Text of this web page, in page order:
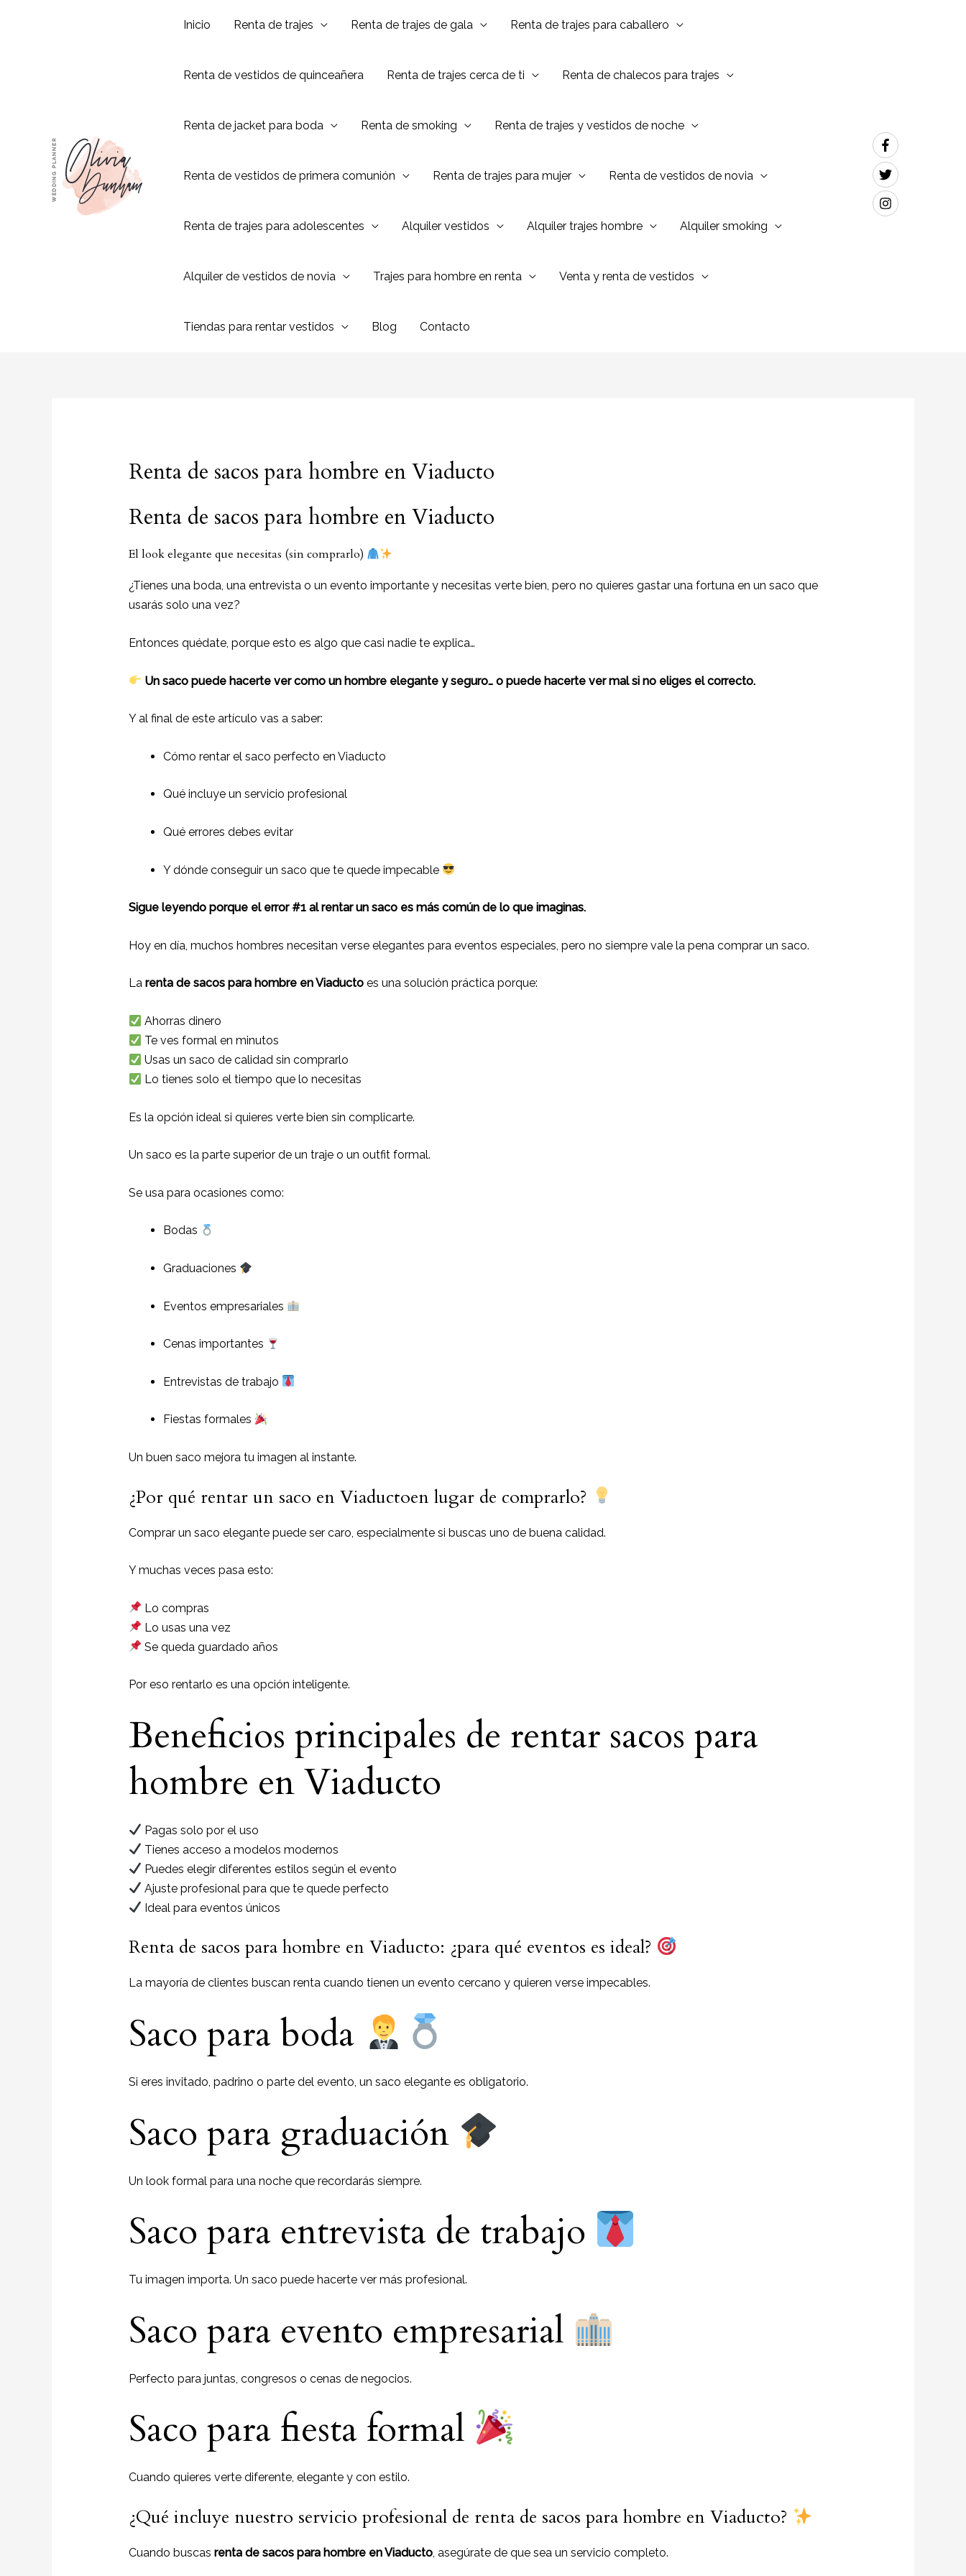
Inicio Renta de trajes Renta de trajes de gala Renta de trajes para caballero
Renta de vestidos de quinceañera Renta de trajes cerca de ti Renta de chalecos para trajes
Renta de jacket para boda Renta de smoking Renta de trajes y vestidos de noche
Renta de vestidos de primera comunión Renta de trajes para mujer Renta de vestidos de novia
Renta de trajes para adolescentes Alquiler vestidos Alquiler trajes hombre Alquiler smoking
Alquiler de vestidos de novia Trajes para hombre en renta Venta y renta de vestidos
Tiendas para rentar vestidos Blog Contacto
Renta de sacos para hombre en Viaducto
Renta de sacos para hombre en Viaducto
El look elegante que necesitas (sin comprarlo)
¿Tienes una boda, una entrevista o un evento importante y necesitas verte bien, pero no quieres gastar una fortuna en un saco que
usarás solo una vez?
Entonces quédate, porque esto es algo que casi nadie te explica…
Un saco puede hacerte ver como un hombre elegante y seguro… o puede hacerte ver mal si no eliges el correcto.
Y al final de este artículo vas a saber:
Cómo rentar el saco perfecto en Viaducto
Qué incluye un servicio profesional
Qué errores debes evitar
Y dónde conseguir un saco que te quede impecable
Sigue leyendo porque el error #1 al rentar un saco es más común de lo que imaginas.
Hoy en día, muchos hombres necesitan verse elegantes para eventos especiales, pero no siempre vale la pena comprar un saco.
La renta de sacos para hombre en Viaducto es una solución práctica porque:
Ahorras dinero
Te ves formal en minutos
Usas un saco de calidad sin comprarlo
Lo tienes solo el tiempo que lo necesitas
Es la opción ideal si quieres verte bien sin complicarte.
Un saco es la parte superior de un traje o un outfit formal.
Se usa para ocasiones como:
Bodas
Graduaciones
Eventos empresariales
Cenas importantes
Entrevistas de trabajo
Fiestas formales
Un buen saco mejora tu imagen al instante.
¿Por qué rentar un saco en Viaductoen lugar de comprarlo?
Comprar un saco elegante puede ser caro, especialmente si buscas uno de buena calidad.
Y muchas veces pasa esto:
Lo compras
Lo usas una vez
Se queda guardado años
Por eso rentarlo es una opción inteligente.
Beneficios principales de rentar sacos para
hombre en Viaducto
Pagas solo por el uso
Tienes acceso a modelos modernos
Puedes elegir diferentes estilos según el evento
Ajuste profesional para que te quede perfecto
Ideal para eventos únicos
Renta de sacos para hombre en Viaducto: ¿para qué eventos es ideal?
La mayoría de clientes buscan renta cuando tienen un evento cercano y quieren verse impecables.
Saco para boda
Si eres invitado, padrino o parte del evento, un saco elegante es obligatorio.
Saco para graduación
Un look formal para una noche que recordarás siempre.
Saco para entrevista de trabajo
Tu imagen importa. Un saco puede hacerte ver más profesional.
Saco para evento empresarial
Perfecto para juntas, congresos o cenas de negocios.
Saco para fiesta formal
Cuando quieres verte diferente, elegante y con estilo.
¿Qué incluye nuestro servicio profesional de renta de sacos para hombre en Viaducto?
Cuando buscas renta de sacos para hombre en Viaducto, asegúrate de que sea un servicio completo.